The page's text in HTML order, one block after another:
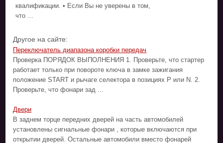
квалификации. • Если Вы не уверены в том,
что ...
Другое на сайте:
Переключатель диапазона коробки передач
Проверка ПОРЯДОК ВЫПОЛНЕНИЯ 1. Проверьте, что стартер
работает только при повороте ключа в замке зажигания
положение START и рычаге селектора в позициях Р или N. 2.
Проверьте, что фонари зад ...
Двери
В заднем торце передних дверей на часть автомобилей
установлены сигнальные фонари , которые включаются при
открытии дверей. Остальные автомобили вместо фонарей